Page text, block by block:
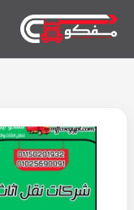
ف
ي
س
ك
إ
ن
س
ر
م
ي
و
ت
ب
ت
و
ي
ت
ب